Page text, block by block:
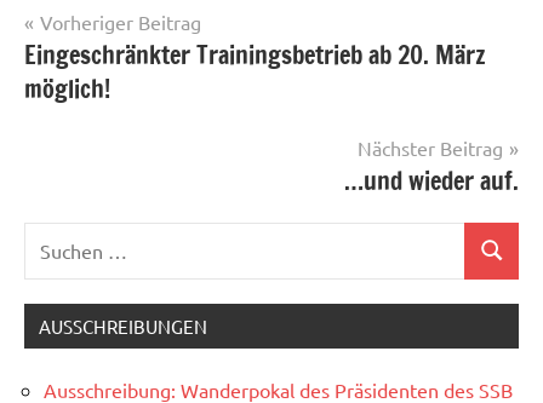
Beitragsnavigation
Vorheriger Beitrag
Eingeschränkter Trainingsbetrieb ab 20. März
möglich!
Nächster Beitrag
…und wieder auf.
Suchen
AUSSCHREIBUNGEN
Ausschreibung: Wanderpokal des Präsidenten des SSB